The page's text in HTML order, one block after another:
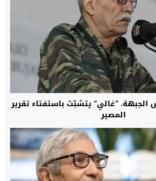
“غالي” يتشبّث باستفتاء تقرير
المصير